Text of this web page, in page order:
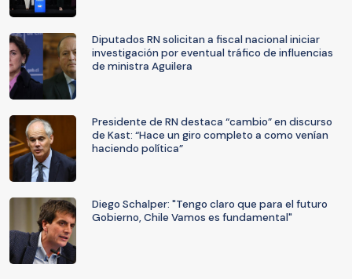
Diputados RN solicitan a fiscal nacional iniciar
investigación por eventual tráfico de influencias
de ministra Aguilera
Presidente de RN destaca “cambio” en discurso
de Kast: “Hace un giro completo a como venían
haciendo política”
Diego Schalper: "Tengo claro que para el futuro
Gobierno, Chile Vamos es fundamental"